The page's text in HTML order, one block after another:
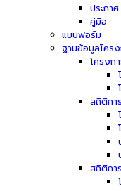
ประกาศ
คู่มือ
แบบฟอร์ม
ฐานข้อมูลโคร
โครงก
สถิติกา
สถิติกา